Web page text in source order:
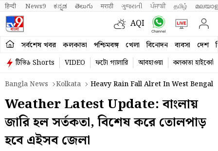
हिन्दी News9 ಕನ್ನಡ తెలుగు मराठी ગુજરાતી ਪੰਜਾਬੀ தமிழ்
AQI
সর্বশেষ খবর কলকাতা পশ্চিমবঙ্গ খেলা বিনোদন ব্যবসা দেশ
টিভি৯ Shorts VIDEO ফটো গ্যালারি আবহাওয়া
কলকাতা হাইকোর্ট
Bangla News
Kolkata Heavy Rain Fall Alret In West
Weather Latest Update: বাংলায়
জারি হল সর্তকতা, বিশেষ করে তোলপাড়
হবে এইসব জেলা